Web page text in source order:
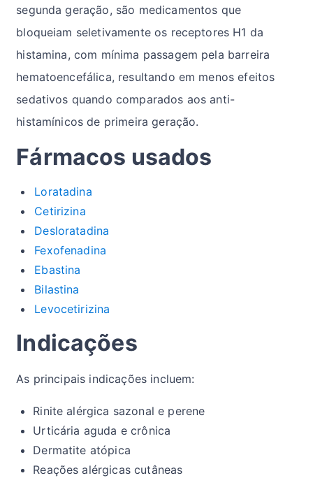
segunda geração, são medicamentos que
bloqueiam seletivamente os receptores H1 da
histamina, com mínima passagem pela barreira
hematoencefálica, resultando em menos efeitos
sedativos quando comparados aos anti-
histamínicos de primeira geração.
Fármacos usados
Loratadina
Cetirizina
Desloratadina
Fexofenadina
Ebastina
Bilastina
Levocetirizina
Indicações
As principais indicações incluem:
Rinite alérgica sazonal e perene
Urticária aguda e crônica
Dermatite atópica
Reações alérgicas cutâneas